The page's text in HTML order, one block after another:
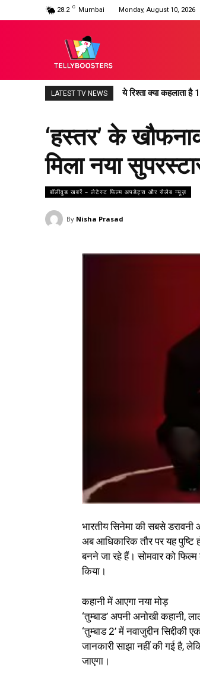
28.2 C Mumbai Monday, August 10, 2026
LATEST TV NEWS ये रिश्ता क्या कहलाता
‘हस्तर’ के
मिला नया
बॉलीवुड खबरें – लेटेस्ट फिल्म अपडेट्स और सेलेब न्यूज़
By Nisha Prasad
भारतीय सिनेमा की सबसे
अब आधिकारिक तौर पर यह पुष्टि
बनने जा रहे हैं। सोमवार को
किया।
कहानी में आएगा नया मोड़
‘तुम्बाड’ अपनी अनोखी कहानी,
‘तुम्बाड 2’ में नवाजुद्दीन
जानकारी साझा नहीं की गई है,
जाएगा।